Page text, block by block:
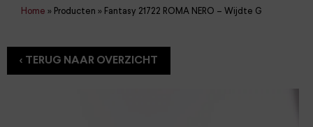
Home » Producten » Fantasy 21722 ROMA NERO – Wijdte G